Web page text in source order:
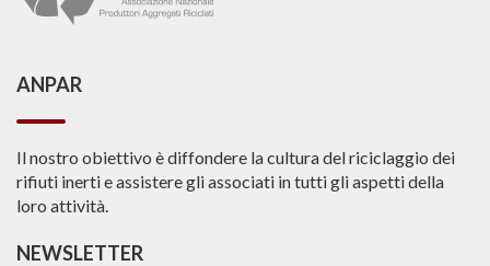
ANPAR
Il nostro obiettivo è diffondere la cultura del riciclaggio dei
rifiuti inerti e assistere gli associati in tutti gli aspetti della
loro attività.
NEWSLETTER